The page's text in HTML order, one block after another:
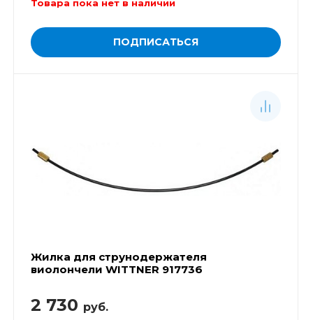
Товара пока нет в наличии
ПОДПИСАТЬСЯ
Жилка для струнодержателя
виолончели WITTNER 917736
2 730 руб.